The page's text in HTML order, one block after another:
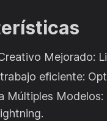
Mejorado:
eficiente:
Múltiples